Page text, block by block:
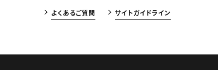
よくあるご質問 サイトガイドライン